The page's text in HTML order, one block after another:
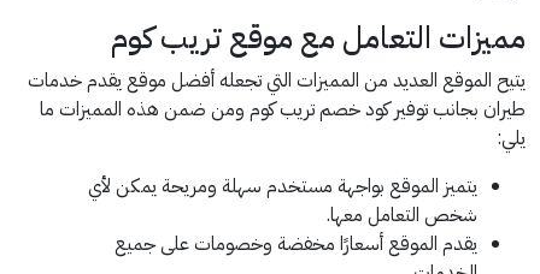
مميزات التعامل مع موقع تريب كوم
يتيح الموقع العديد من المميزات التي تجعله أفضل موقع يقدم خدمات
طيران بجانب توفير كود خصم تريب كوم ومن ضمن هذه المميزات ما
يلي:
يتميز الموقع بواجهة مستخدم سهلة ومريحة يمكن لأي
شخص التعامل معها.
يقدم الموقع أسعارًا مخفضة وخصومات على جميع